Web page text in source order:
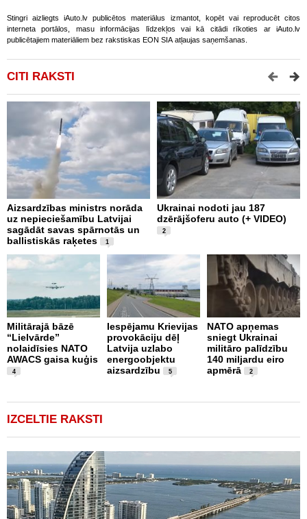
Stingri aizliegts iAuto.lv publicētos materiālus izmantot, kopēt vai reproducēt citos
interneta portālos, masu informācijas līdzekļos vai kā citādi rīkoties ar iAuto.lv
publicētajiem materiāliem bez rakstiskas EON SIA atļaujas saņemšanas.
CITI RAKSTI
Aizsardzības ministrs norāda
uz nepieciešamību Latvijai
sagādāt savas spārnotās un
ballistiskās raķetes
1
Ukrainai nodoti jau 187
dzērājšoferu auto (+ VIDEO)
2
Militārajā bāzē
“Lielvārde”
nolaidīsies NATO
AWACS gaisa kuģis
4
Iespējamu Krievijas
provokāciju dēļ
Latvija uzlabo
energoobjektu
aizsardzību
5
NATO apņemas
sniegt Ukrainai
militāro palīdzību
140 miljardu eiro
apmērā
2
IZCELTIE RAKSTI